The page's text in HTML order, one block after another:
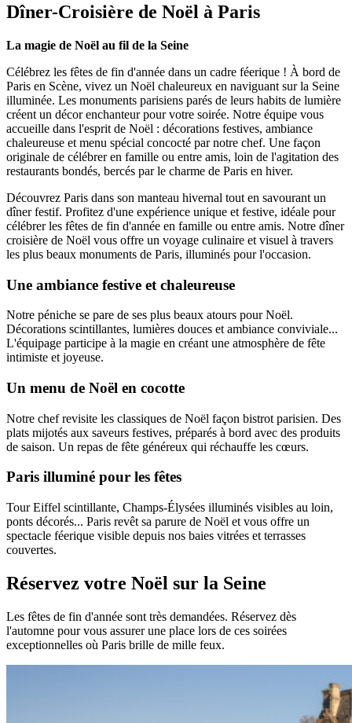
Dîner-Croisière de Noël à Paris
La magie de Noël au fil de la Seine
Célébrez les fêtes de fin d'année dans un cadre féerique ! À bord de
Paris en Scène, vivez un Noël chaleureux en naviguant sur la Seine
illuminée. Les monuments parisiens parés de leurs habits de lumière
créent un décor enchanteur pour votre soirée. Notre équipe vous
accueille dans l'esprit de Noël : décorations festives, ambiance
chaleureuse et menu spécial concocté par notre chef. Une façon
originale de célébrer en famille ou entre amis, loin de l'agitation des
restaurants bondés, bercés par le charme de Paris en hiver.
Découvrez Paris dans son manteau hivernal tout en savourant un
dîner festif. Profitez d'une expérience unique et festive, idéale pour
célébrer les fêtes de fin d'année en famille ou entre amis. Notre dîner
croisière de Noël vous offre un voyage culinaire et visuel à travers
les plus beaux monuments de Paris, illuminés pour l'occasion.
Une ambiance festive et chaleureuse
Notre péniche se pare de ses plus beaux atours pour Noël.
Décorations scintillantes, lumières douces et ambiance conviviale...
L'équipage participe à la magie en créant une atmosphère de fête
intimiste et joyeuse.
Un menu de Noël en cocotte
Notre chef revisite les classiques de Noël façon bistrot parisien. Des
plats mijotés aux saveurs festives, préparés à bord avec des produits
de saison. Un repas de fête généreux qui réchauffe les cœurs.
Paris illuminé pour les fêtes
Tour Eiffel scintillante, Champs-Élysées illuminés visibles au loin,
ponts décorés... Paris revêt sa parure de Noël et vous offre un
spectacle féerique visible depuis nos baies vitrées et terrasses
couvertes.
Réservez votre Noël sur la Seine
Les fêtes de fin d'année sont très demandées. Réservez dès
l'automne pour vous assurer une place lors de ces soirées
exceptionnelles où Paris brille de mille feux.